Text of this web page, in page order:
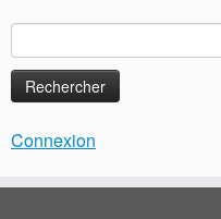
Rechercher :
Connexion